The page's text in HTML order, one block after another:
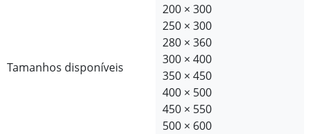
Tamanhos disponíveis
200 × 300
250 × 300
280 × 360
300 × 400
350 × 450
400 × 500
450 × 550
500 × 600